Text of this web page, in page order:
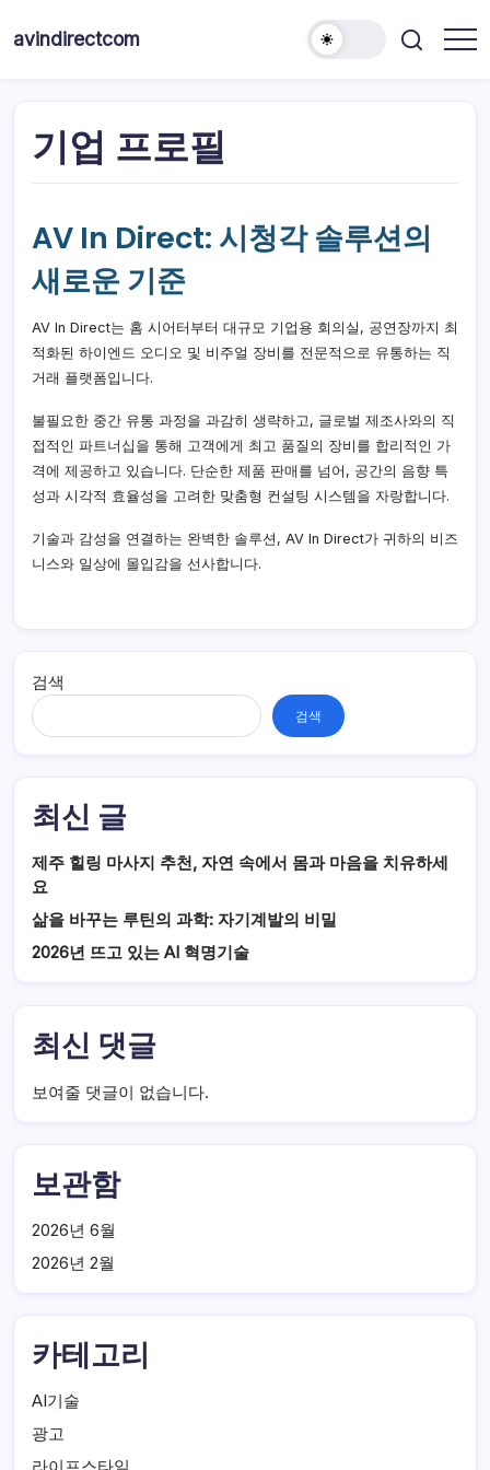
문avindirectcom
기업 프로필
AV In Direct: 시청각 솔루션의
새로운 기준
AV In Direct는 홈 시어터부터 대규모 기업용 회의실, 공연장까지 최
적화된 하이엔드 오디오 및 비주얼 장비를 전문적으로 유통하는 직
거래 플랫폼입니다.
불필요한 중간 유통 과정을 과감히 생략하고, 글로벌 제조사와의 직
접적인 파트너십을 통해 고객에게 최고 품질의 장비를 합리적인 가
격에 제공하고 있습니다. 단순한 제품 판매를 넘어, 공간의 음향 특
성과 시각적 효율성을 고려한 맞춤형 컨설팅 시스템을 자랑합니다.
기술과 감성을 연결하는 완벽한 솔루션, AV In Direct가 귀하의 비즈
니스와 일상에 몰입감을 선사합니다.
검색
검색
최신 글
제주 힐링 마사지 추천, 자연 속에서 몸과 마음을 치유하세
요
삶을 바꾸는 루틴의 과학: 자기계발의 비밀
2026년 뜨고 있는 AI 혁명기술
최신 댓글
보여줄 댓글이 없습니다.
보관함
2026년 6월
2026년 2월
카테고리
AI기술
광고